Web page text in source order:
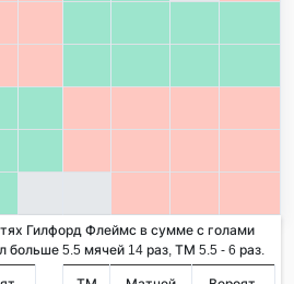
Гилфорд Флеймс в сумме с голами
больше 5.5 мячей 14 раз, ТМ 5.5 - 6 раз.